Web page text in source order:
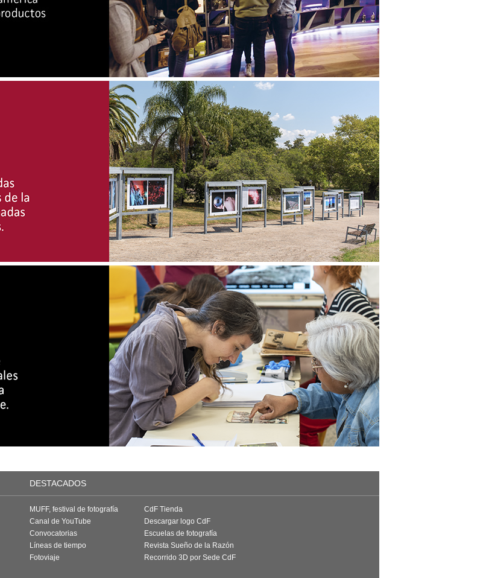
DESTACADOS
MUFF, festival de fotografía
Canal de YouTube
Convocatorias
Líneas de tiempo
Fotoviaje
CdF Tienda
Descargar logo CdF
Escuelas de fotografía
Revista Sueño de la Razón
Recorrido 3D por Sede CdF